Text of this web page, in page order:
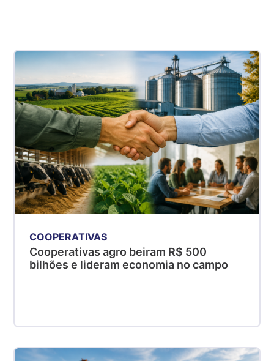
COOPERATIVAS
Cooperativas agro beiram R$ 500
bilhões e lideram economia no campo